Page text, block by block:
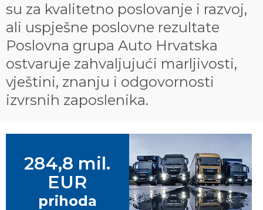
su za kvalitetno poslovanje i razvoj,
ali uspješne poslovne rezultate
Poslovna grupa Auto Hrvatska
ostvaruje zahvaljujući marljivosti,
vještini, znanju i odgovornosti
izvrsnih zaposlenika.
284,8 mil.
EUR
prihoda